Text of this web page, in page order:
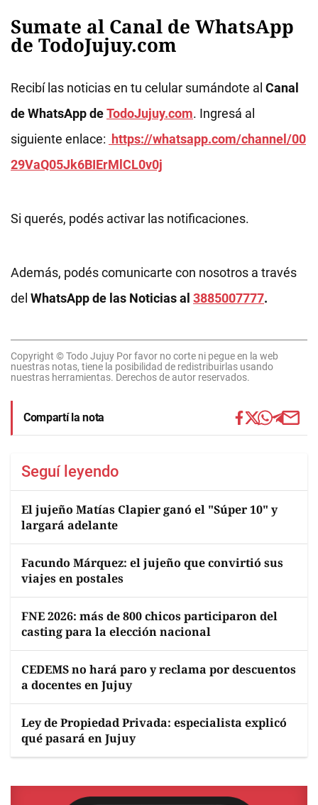
Sumate al Canal de WhatsApp
de TodoJujuy.com
Recibí las noticias en tu celular sumándote al Canal
de WhatsApp deTodoJujuy.com. Ingresá al
siguiente enlace: https://whatsapp.com/channel/00
29VaQ05Jk6BIErMlCL0v0j
Si querés, podés activar las notificaciones.
Además, podés comunicarte con nosotros a través
del WhatsApp de las Noticias al 3885007777.
Copyright © Todo Jujuy Por favor no corte ni pegue en la web
nuestras notas, tiene la posibilidad de redistribuirlas usando
nuestras herramientas. Derechos de autor reservados.
Compartí la nota
Seguí leyendo
El jujeño Matías Clapier ganó el "Súper 10" y
largará adelante
Facundo Márquez: el jujeño que convirtió sus
viajes en postales
FNE 2026: más de 800 chicos participaron del
casting para la elección nacional
CEDEMS no hará paro y reclama por descuentos
a docentes en Jujuy
Ley de Propiedad Privada: especialista explicó
qué pasará en Jujuy